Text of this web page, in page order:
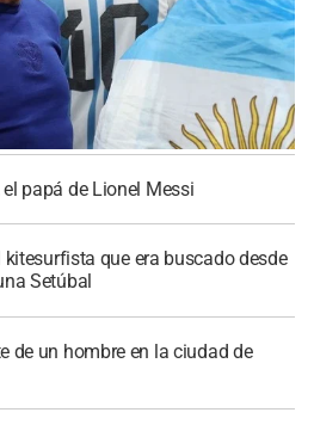
papá de Lionel Messi
que era buscado desde
Setúbal
de un hombre en la ciudad de